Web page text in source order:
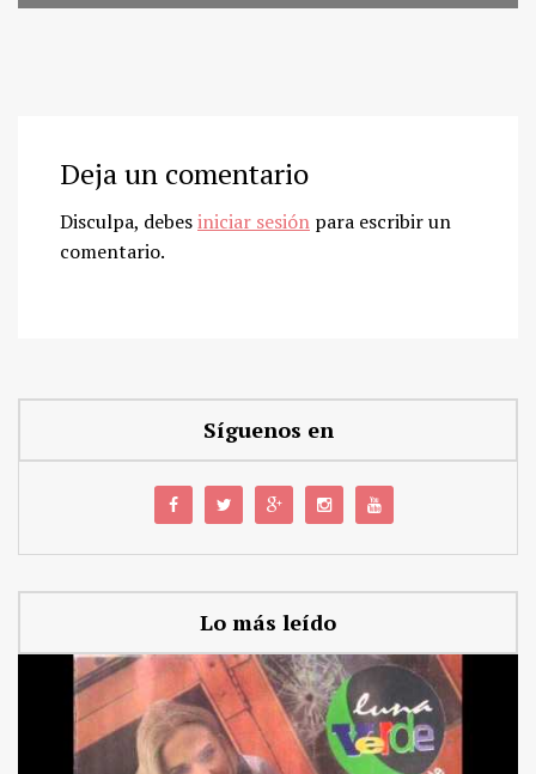
Deja un comentario
Disculpa, debesiniciar sesión para escribir un
comentario.
Síguenos en
Lo más leído